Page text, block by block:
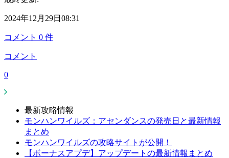
2024年12月29日08:31
コメント 0 件
コメント
0
最新攻略情報
モンハンワイルズ：アセンダンスの発売日と最新情報
まとめ
モンハンワイルズの攻略サイトが公開！
【ボーナスアプデ】アップデートの最新情報まとめ